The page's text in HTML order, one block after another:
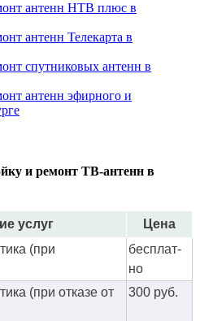
и ремонт ТВ-антенн в
услуг
Цена
(при
бес­плат­
но
(при отказе от
300 руб.